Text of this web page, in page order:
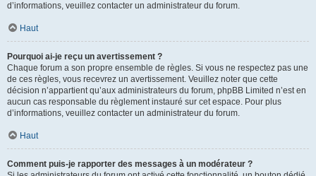
d’informations, veuillez contacter un administrateur du forum.
Haut
Pourquoi ai-je reçu un avertissement ?
Chaque forum a son propre ensemble de règles. Si vous ne respectez pas une
de ces règles, vous recevrez un avertissement. Veuillez noter que cette
décision n’appartient qu’aux administrateurs du forum, phpBB Limited n’est en
aucun cas responsable du règlement instauré sur cet espace. Pour plus
d’informations, veuillez contacter un administrateur du forum.
Haut
Comment puis-je rapporter des messages à un modérateur ?